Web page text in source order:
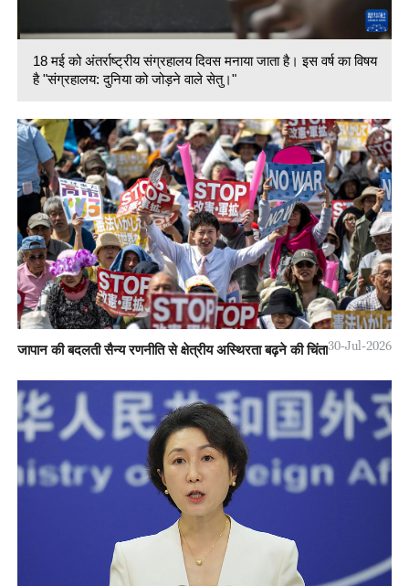
18 मई को अंतर्राष्ट्रीय संग्रहालय दिवस मनाया जाता है। इस वर्ष का विषय
है "संग्रहालय: दुनिया को जोड़ने वाले सेतु।"
जापान की बदलती सैन्य रणनीति से क्षेत्रीय अस्थिरता बढ़ने की चिंता30-Jul-2026